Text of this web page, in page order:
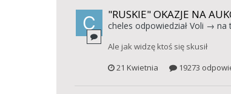
"RUSKIE" OKAZJE NA
cheles odpowiedział Voli → na
Ale jak widzę ktoś się skusił
21 Kwietnia
19273